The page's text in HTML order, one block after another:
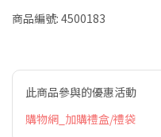
商品編號: 4500183
此商品參與的優惠活動
購物網_加購禮盒/禮袋